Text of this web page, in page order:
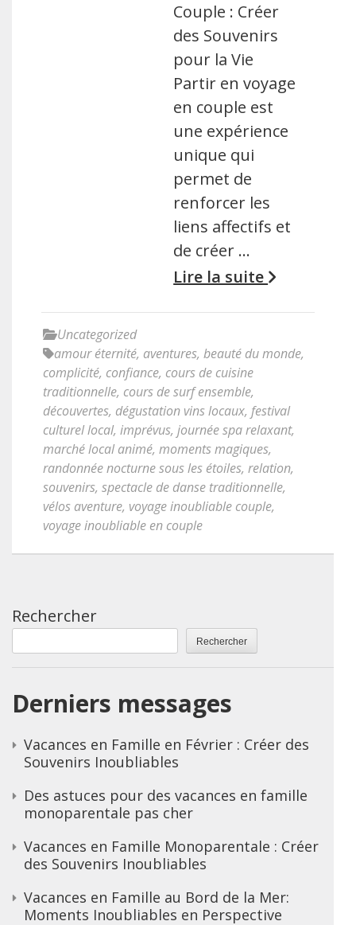
Couple : Créer
des Souvenirs
pour la Vie
Partir en voyage
en couple est
une expérience
unique qui
permet de
renforcer les
liens affectifs et
de créer …
Lire la suite
Uncategorized
amour éternité, aventures, beauté du monde,
complicité, confiance, cours de cuisine
traditionnelle, cours de surf ensemble,
découvertes, dégustation vins locaux, festival
culturel local, imprévus, journée spa relaxant,
marché local animé, moments magiques,
randonnée nocturne sous les étoiles, relation,
souvenirs, spectacle de danse traditionnelle,
vélos aventure, voyage inoubliable couple,
voyage inoubliable en couple
Rechercher
Rechercher
Derniers messages
Vacances en Famille en Février : Créer des
Souvenirs Inoubliables
Des astuces pour des vacances en famille
monoparentale pas cher
Vacances en Famille Monoparentale : Créer
des Souvenirs Inoubliables
Vacances en Famille au Bord de la Mer:
Moments Inoubliables en Perspective